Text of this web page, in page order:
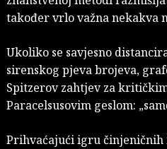
također vrlo važna nekakva
Ukoliko se savjesno
sirenskog pjeva brojeva,
Spitzerov zahtjev za
Paracelsusovim geslom:
Prihvaćajući igru činjeničnih